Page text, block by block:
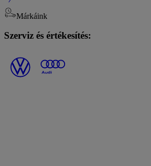
Márkáink
Szerviz és értékesítés: